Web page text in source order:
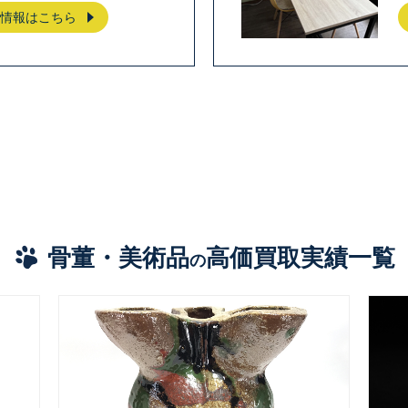
報はこちら
骨董・美術品の高価買取実績一覧